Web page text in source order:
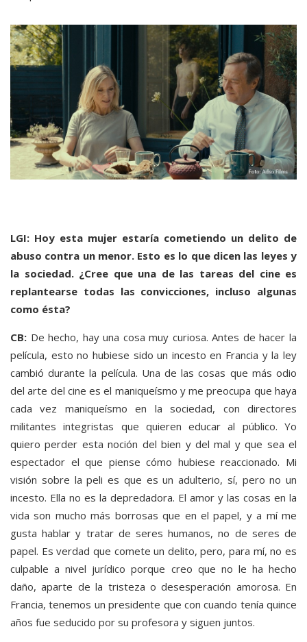
LGI: Hoy esta mujer estaría cometiendo un delito de
abuso contra un menor. Esto es lo que dicen las leyes y
la sociedad. ¿Cree que una de las tareas del cine es
replantearse todas las convicciones, incluso algunas
como ésta?
CB: De hecho, hay una cosa muy curiosa. Antes de hacer la
película, esto no hubiese sido un incesto en Francia y la ley
cambió durante la película. Una de las cosas que más odio
del arte del cine es el maniqueísmo y me preocupa que haya
cada vez maniqueísmo en la sociedad, con directores
militantes integristas que quieren educar al público. Yo
quiero perder esta noción del bien y del mal y que sea el
espectador el que piense cómo hubiese reaccionado. Mi
visión sobre la peli es que es un adulterio, sí, pero no un
incesto. Ella no es la depredadora. El amor y las cosas en la
vida son mucho más borrosas que en el papel, y a mí me
gusta hablar y tratar de seres humanos, no de seres de
papel. Es verdad que comete un delito, pero, para mí, no es
culpable a nivel jurídico porque creo que no le ha hecho
daño, aparte de la tristeza o desesperación amorosa. En
Francia, tenemos un presidente que con cuando tenía quince
años fue seducido por su profesora y siguen juntos.